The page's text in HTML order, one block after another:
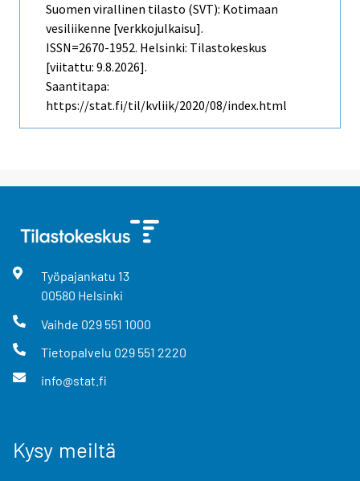
Suomen virallinen tilasto (SVT): Kotimaan
vesiliikenne [verkkojulkaisu].
ISSN=2670-1952. Helsinki: Tilastokeskus
[viitattu: 9.8.2026].
Saantitapa:
https://stat.fi/til/kvliik/2020/08/index.html
Työpajankatu 13
00580 Helsinki
Vaihde 029 551 1000
Tietopalvelu 029 551 2220
info@stat.fi
Kysy meiltä